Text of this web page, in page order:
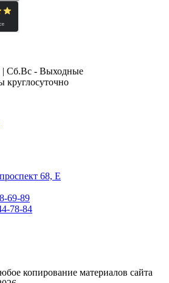
| Сб.Вс - Выходные
круглосуточно
68, Е
69-89
78-84
копирование материалов сайта